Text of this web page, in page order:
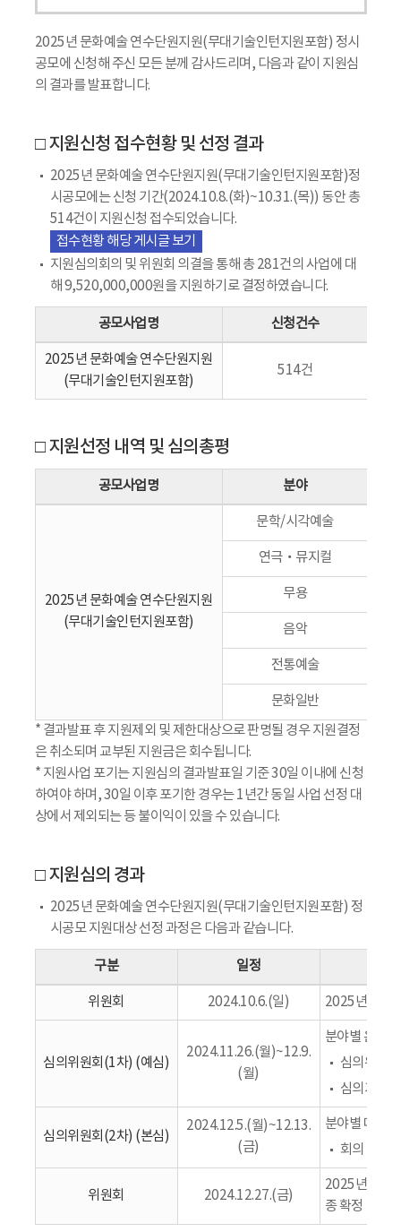
2025년 문화예술 연수단원지원(무대기술인턴지원포함) 정시
공모에 신청해 주신 모든 분께 감사드리며, 다음과 같이 지원심
의 결과를 발표합니다.
□ 지원신청 접수현황 및 선정 결과
2025년 문화예술 연수단원지원(무대기술인턴지원포함)정
시공모에는 신청 기간(2024.10.8.(화)~10.31.(목)) 동안 총
514건이 지원신청 접수되었습니다.
접수현황 해당 게시글 보기
지원심의회의 및 위원회 의결을 통해 총 281건의 사업에 대
해 9,520,000,000원을 지원하기로 결정하였습니다.
공모사업명 신청건수
2025년 문화예술 연수단원지원
(무대기술인턴지원포함)
514건
□ 지원선정 내역 및 심의총평
공모사업명 분야
2025년 문화예술 연수단원지원
(무대기술인턴지원포함)
문학/시각예술
연극‧뮤지컬
무용
음악
전통예술
문화일반
* 결과발표 후 지원제외 및 제한대상으로 판명될 경우 지원결정
은 취소되며 교부된 지원금은 회수됩니다.
* 지원사업 포기는 지원심의 결과발표일 기준 30일 이내에 신청
하여야 하며, 30일 이후 포기한 경우는 1년간 동일 사업 선정 대
상에서 제외되는 등 불이익이 있을 수 있습니다.
□ 지원심의 경과
2025년 문화예술 연수단원지원(무대기술인턴지원포함) 정
시공모 지원대상 선정 과정은 다음과 같습니다.
구분 일정
위원회 2024.10.6.(일) 2025년 문예
심의위원회(1차) (예심)
2024.11.26.(월)~12.9.
(월)
분야별 온라
심의위원
심의기준
심의위원회(2차) (본심)
2024.12.5.(월)~12.13.
(금)
분야별 대면
회의 당일
위원회 2024.12.27.(금)
2025년 문화
종 확정